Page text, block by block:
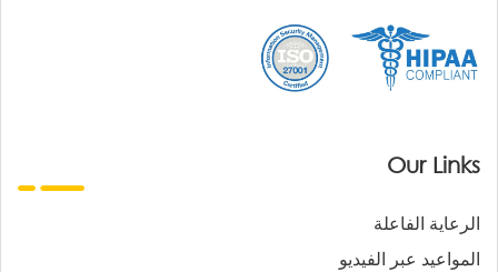
Our Links
الرعاية الفاعلة
المواعيد عبر الفيديو